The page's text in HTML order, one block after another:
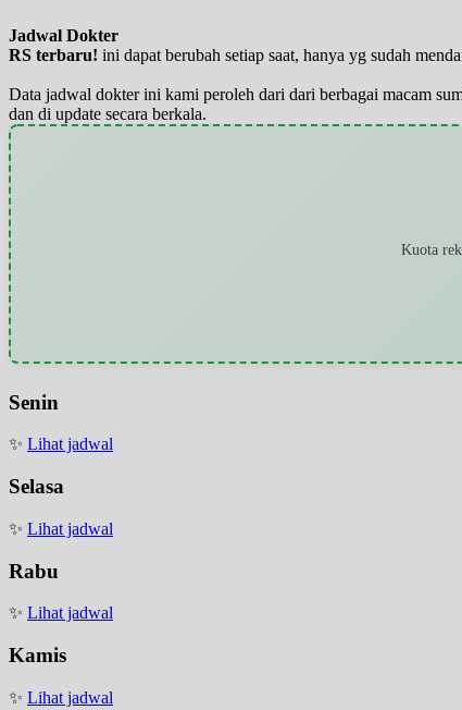
Jadwal Dokter
RS terbaru! ini dapat berubah setiap saat, hanya yg sudah
Data jadwal dokter ini kami peroleh dari dari berbagai macam
dan di update secara berkala.
Kuota
Senin
✨ Lihat jadwal
Selasa
✨ Lihat jadwal
Rabu
✨ Lihat jadwal
Kamis
✨ Lihat jadwal